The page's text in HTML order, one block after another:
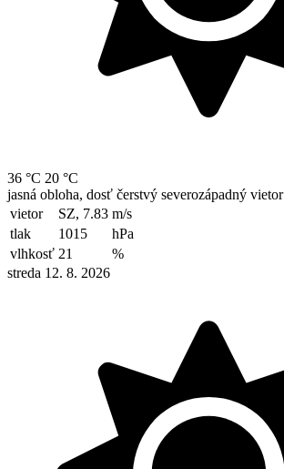
36 °C 20 °C
jasná obloha, dosť čerstvý severozápadný vietor
vietor
SZ, 7.83 m/s
tlak
1015
hPa
vlhkosť 21
%
streda 12. 8. 2026